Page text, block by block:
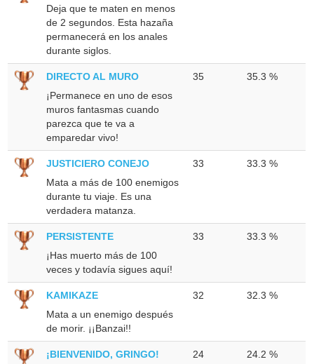
Deja que te maten en menos
de 2 segundos. Esta hazaña
permanecerá en los anales
durante siglos.
DIRECTO AL MURO
¡Permanece en uno de esos
muros fantasmas cuando
parezca que te va a
emparedar vivo!
35 35.3 %
JUSTICIERO CONEJO
Mata a más de 100 enemigos
durante tu viaje. Es una
verdadera matanza.
33 33.3 %
PERSISTENTE
¡Has muerto más de 100
veces y todavía sigues aquí!
33 33.3 %
KAMIKAZE
Mata a un enemigo después
de morir. ¡¡Banzai!!
32 32.3 %
¡BIENVENIDO, GRINGO!
24 24.2 %